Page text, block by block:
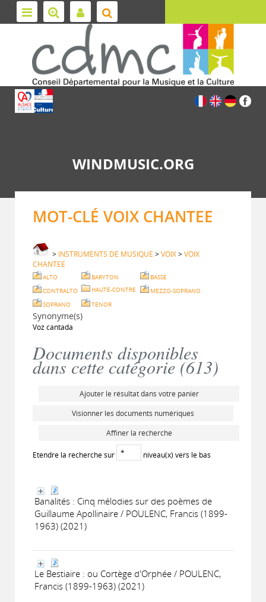
WINDMUSIC.ORG
MOT-CLÉ VOIX CHANTEE
> INSTRUMENTS DE MUSIQUE >VOIX>VOIX
CHANTEE
ALTO BARYTON
BASSE
CONTRALTO
HAUTE-CONTRE
MEZZO-SOPRANO
SOPRANO
TENOR
Synonyme(s)
Voz cantada
Documents disponibles
dans cette catégorie (613)
Ajouter le résultat dans votre panier
Visionner les documents numériques
Affiner la recherche
Etendre la recherche sur niveau(x) vers le bas
Banalités : Cinq mélodies sur des poèmes de
Guillaume Apollinaire / POULENC, Francis (1899-
1963) (2021)
Le Bestiaire : ou Cortège d'Orphée / POULENC,
Francis (1899-1963) (2021)